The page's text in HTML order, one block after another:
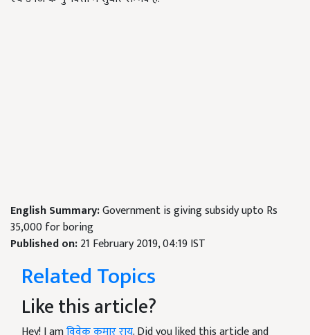
English Summary:Government is giving subsidy upto Rs
35,000 for boring
Published on:21 February 2019, 04:19 IST
Related Topics
Like this article?